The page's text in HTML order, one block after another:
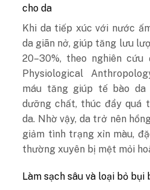
cho da
Khi da tiếp xúc với nước
da giãn nở, giúp tăng lưu
20–30%, theo nghiên
Physiological
máu tăng giúp tế bào da
dưỡng chất, thúc đẩy quá
da. Nhờ vậy, da trở nên
giảm tình trạng xỉn màu,
thường xuyên bị mệt mỏi
Làm sạch sâu và loại bỏ bụi